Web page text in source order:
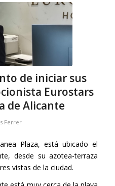
de iniciar sus
Eurostars
de Alicante
Ferrer
Plaza, está ubicado el
desde su azotea-terraza
vistas de la ciudad.